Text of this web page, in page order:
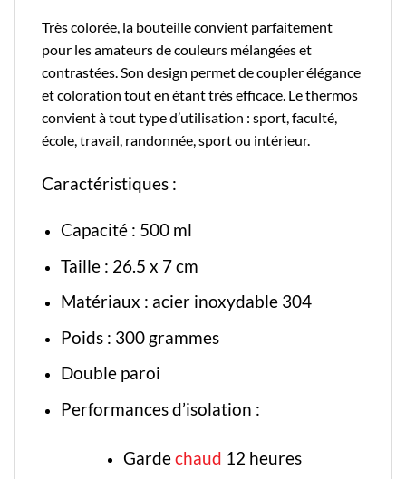
Très colorée, la bouteille convient parfaitement
pour les amateurs de couleurs mélangées et
contrastées. Son design permet de coupler élégance
et coloration tout en étant très efficace. Le thermos
convient à tout type d’utilisation : sport, faculté,
école, travail, randonnée, sport ou intérieur.
Caractéristiques :
Capacité : 500 ml
Taille : 26.5 x 7 cm
Matériaux : acier inoxydable 304
Poids : 300 grammes
Double paroi
Performances d’isolation :
Gardechaud 12 heures